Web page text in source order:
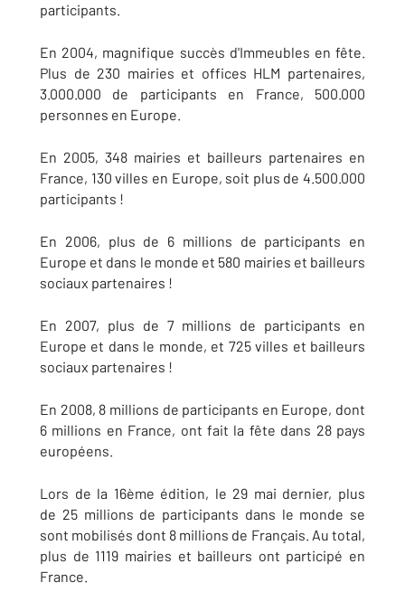
participants.
En 2004, magnifique succès d'Immeubles en fête.
Plus de 230 mairies et offices HLM partenaires,
3.000.000 de participants en France, 500.000
personnes en Europe.
En 2005, 348 mairies et bailleurs partenaires en
France, 130 villes en Europe, soit plus de 4.500.000
participants !
En 2006, plus de 6 millions de participants en
Europe et dans le monde et 580 mairies et bailleurs
sociaux partenaires !
En 2007, plus de 7 millions de participants en
Europe et dans le monde, et 725 villes et bailleurs
sociaux partenaires !
En 2008, 8 millions de participants en Europe, dont
6 millions en France, ont fait la fête dans 28 pays
européens.
Lors de la 16ème édition, le 29 mai dernier, plus
de 25 millions de participants dans le monde se
sont mobilisés dont 8 millions de Français. Au total,
plus de 1119 mairies et bailleurs ont participé en
France.